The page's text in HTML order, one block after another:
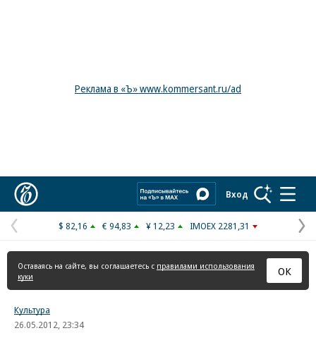
Реклама в «Ъ» www.kommersant.ru/ad
Вход
Предыдущая
страница
$ 82,16 € 94,83 ¥ 12,23 IMOEX 2281,31
Оставаясь на сайте, вы соглашаетесь с правилами использования
куки
ОК
Культура
26.05.2012, 23:34